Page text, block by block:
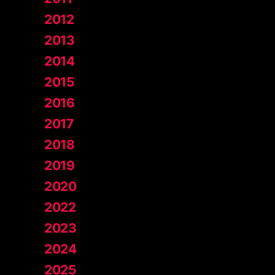
2012
2013
2014
2015
2016
2017
2018
2019
2020
2022
2023
2024
2025